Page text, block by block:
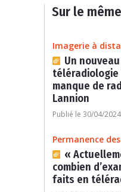
Sur le
Imagerie à
Un
téléradiologie
manque de
Lannion
Publié le 30/04/2024
Permanence
«
combien
faits en